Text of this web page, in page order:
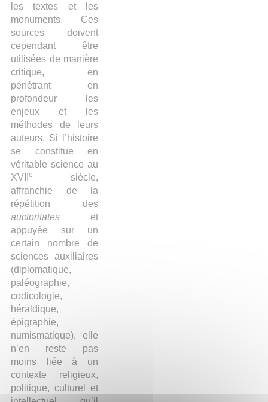
les textes et les
monuments. Ces
sources doivent
cependant être
utilisées de manière
critique, en
pénétrant en
profondeur les
enjeux et les
méthodes de leurs
auteurs. Si l’histoire
se constitue en
véritable science au
XVII e siècle,
affranchie de la
répétition des
auctoritates et
appuyée sur un
certain nombre de
sciences auxiliaires
(diplomatique,
paléographie,
codicologie,
héraldique,
épigraphie,
numismatique), elle
n’en reste pas
moins liée à un
contexte religieux,
politique, culturel et